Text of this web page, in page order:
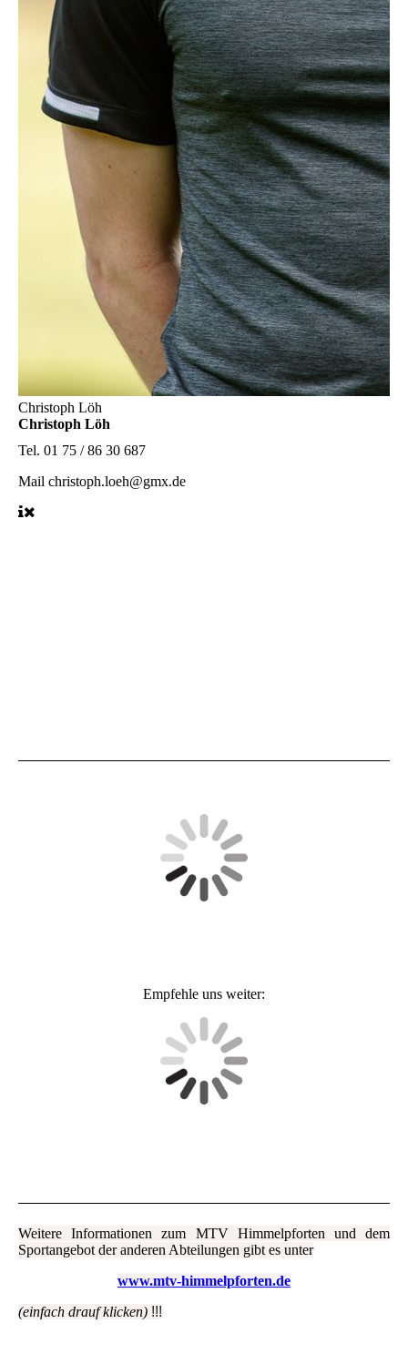
Christoph Löh
Christoph Löh
Tel. 01 75 / 86 30 687
Mail christoph.loeh@gmx.de
Empfehle uns weiter:
Weitere Informationen zum MTV Himmelpforten und dem
Sportangebot der anderen Abteilungen gibt es unter
www.mtv-himmelpforten.de
(einfach drauf klicken) !!!